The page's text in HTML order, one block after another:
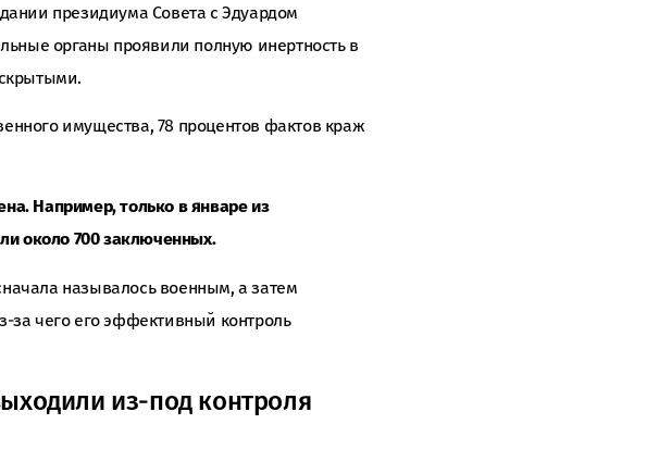
президиума Совета с Эдуардом
органы проявили полную инертность в
имущества, 78 процентов фактов краж
Например, только в январе из
около 700 заключенных.
называлось военным, а затем
за чего его эффективный контроль
из-под контроля